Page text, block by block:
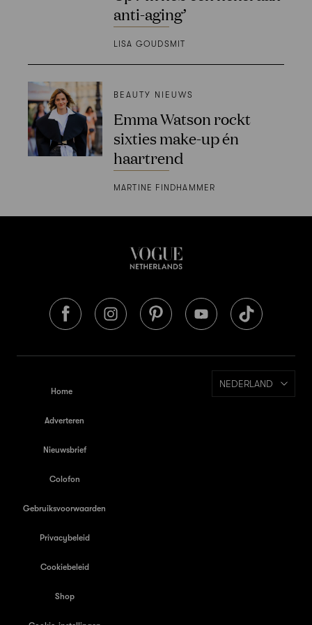
anti-aging’
LISA GOUDSMIT
BEAUTY NIEUWS
Emma Watson rockt
sixties make-up én
haartrend
MARTINE FINDHAMMER
Home
Adverteren
Nieuwsbrief
Colofon
Gebruiksvoorwaarden
Privacybeleid
Cookiebeleid
Shop
NEDERLAND